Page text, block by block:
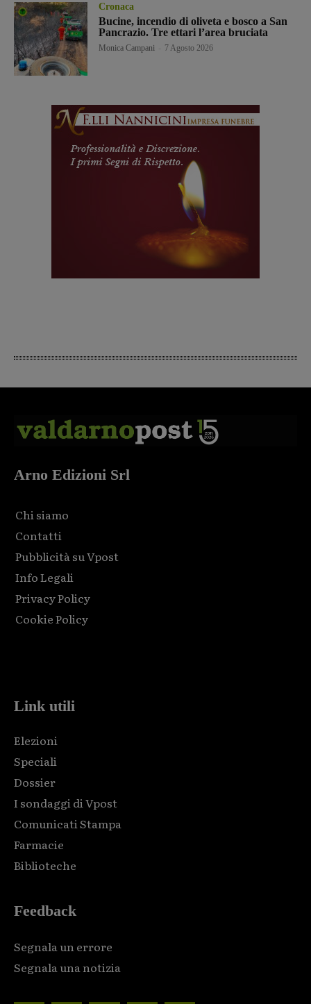
Cronaca
Bucine, incendio di oliveta e bosco a San
Pancrazio. Tre ettari l’area bruciata
Monica Campani 7 Agosto 2026
Arno Edizioni Srl
Chi siamo
Contatti
Pubblicità su Vpost
Info Legali
Privacy Policy
Cookie Policy
Link utili
Elezioni
Speciali
Dossier
I sondaggi di Vpost
Comunicati Stampa
Farmacie
Biblioteche
Feedback
Segnala un errore
Segnala una notizia